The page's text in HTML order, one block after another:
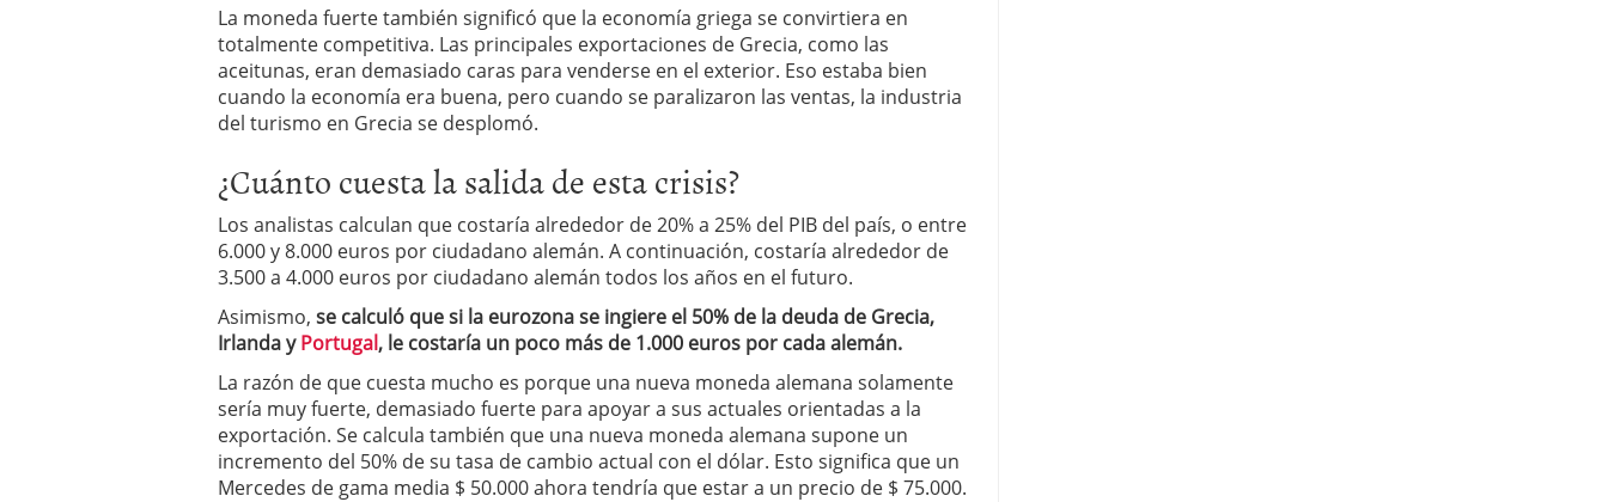
La moneda fuerte también significó que la economía griega se convirtiera en
totalmente competitiva. Las principales exportaciones de Grecia, como las
aceitunas, eran demasiado caras para venderse en el exterior. Eso estaba bien
cuando la economía era buena, pero cuando se paralizaron las ventas, la industria
del turismo en Grecia se desplomó.
¿Cuánto cuesta la salida de esta crisis?
Los analistas calculan que costaría alrededor de 20% a 25% del PIB del país, o entre
6.000 y 8.000 euros por ciudadano alemán. A continuación, costaría alrededor de
3.500 a 4.000 euros por ciudadano alemán todos los años en el futuro.
Asimismo, se calculó que si la eurozona se ingiere el 50% de la deuda de Grecia,
Irlanda yPortugal, le costaría un poco más de 1.000 euros por cada alemán.
La razón de que cuesta mucho es porque una nueva moneda alemana solamente
sería muy fuerte, demasiado fuerte para apoyar a sus actuales orientadas a la
exportación. Se calcula también que una nueva moneda alemana supone un
incremento del 50% de su tasa de cambio actual con el dólar. Esto significa que un
Mercedes de gama media $ 50.000 ahora tendría que estar a un precio de $ 75.000.